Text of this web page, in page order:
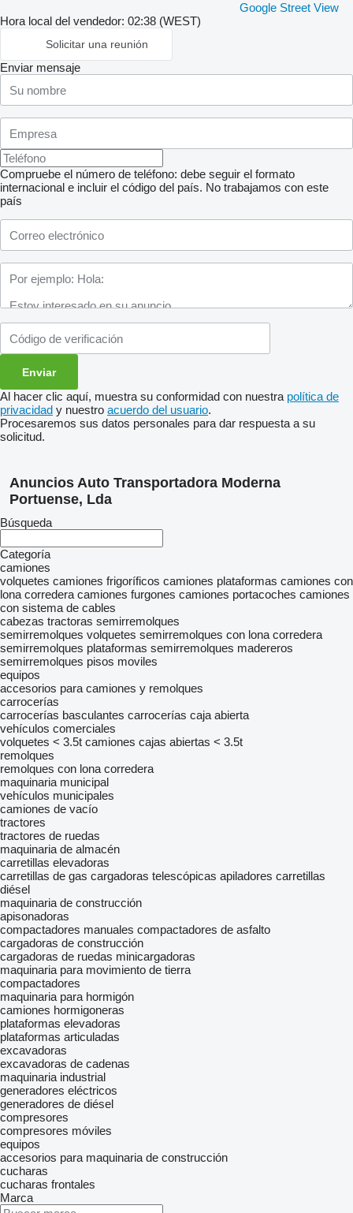
Google Street View
Hora local del vendedor: 02:38 (WEST)
Solicitar una reunión
Enviar mensaje
Compruebe el número de teléfono: debe seguir el formato
internacional e incluir el código del país. No trabajamos con este
país
Al hacer clic aquí, muestra su conformidad con nuestra política de
privacidad y nuestro acuerdo del usuario.
Procesaremos sus datos personales para dar respuesta a su
solicitud.
Anuncios Auto Transportadora Moderna
Portuense, Lda
Búsqueda
Categoría
camiones
volquetes camiones frigoríficos camiones plataformas camiones con
lona corredera camiones furgones camiones portacoches camiones
con sistema de cables
cabezas tractoras semirremolques
semirremolques volquetes semirremolques con lona corredera
semirremolques plataformas semirremolques madereros
semirremolques pisos moviles
equipos
accesorios para camiones y remolques
carrocerías
carrocerías basculantes carrocerías caja abierta
vehículos comerciales
volquetes < 3.5t camiones cajas abiertas < 3.5t
remolques
remolques con lona corredera
maquinaria municipal
vehículos municipales
camiones de vacío
tractores
tractores de ruedas
maquinaria de almacén
carretillas elevadoras
carretillas de gas cargadoras telescópicas apiladores carretillas
diésel
maquinaria de construcción
apisonadoras
compactadores manuales compactadores de asfalto
cargadoras de construcción
cargadoras de ruedas minicargadoras
maquinaria para movimiento de tierra
compactadores
maquinaria para hormigón
camiones hormigoneras
plataformas elevadoras
plataformas articuladas
excavadoras
excavadoras de cadenas
maquinaria industrial
generadores eléctricos
generadores de diésel
compresores
compresores móviles
equipos
accesorios para maquinaria de construcción
cucharas
cucharas frontales
Marca